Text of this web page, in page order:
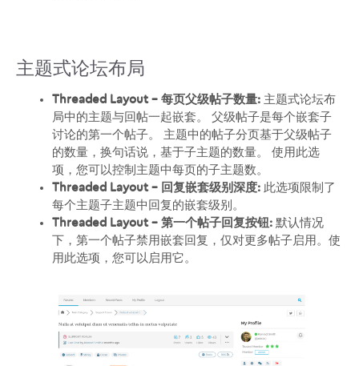
主题式论坛布局
Threaded Layout – 每页父级帖子数量: 主题式论坛布
局中的主题与回帖一起嵌套。 父级帖子是每个嵌套子
讨论的第一个帖子。 主题中的帖子分页基于父级帖子
的数量，换句话说，基于子主题的数量。 使用此选
项，您可以控制主题中每页的子主题数。
Threaded Layout – 回复嵌套级别深度: 此选项限制了
每个主题子主题中回复的嵌套级别。
Threaded Layout – 第一个帖子回复按钮: 默认情况
下，第一个帖子禁用嵌套回复，仅对更多帖子启用。使
用此选项，您可以启用它。